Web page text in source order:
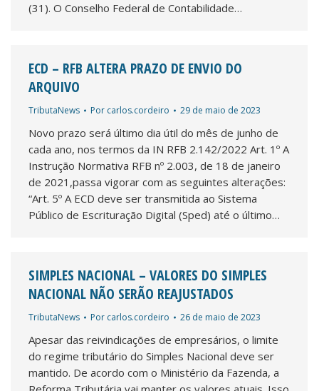
(31). O Conselho Federal de Contabilidade…
ECD – RFB ALTERA PRAZO DE ENVIO DO
ARQUIVO
TributaNews Por carlos.cordeiro 29 de maio de 2023
Novo prazo será último dia útil do mês de junho de
cada ano, nos termos da IN RFB 2.142/2022 Art. 1º A
Instrução Normativa RFB nº 2.003, de 18 de janeiro
de 2021,passa vigorar com as seguintes alterações:
“Art. 5º A ECD deve ser transmitida ao Sistema
Público de Escrituração Digital (Sped) até o último…
SIMPLES NACIONAL – VALORES DO SIMPLES
NACIONAL NÃO SERÃO REAJUSTADOS
TributaNews Por carlos.cordeiro 26 de maio de 2023
Apesar das reivindicações de empresários, o limite
do regime tributário do Simples Nacional deve ser
mantido. De acordo com o Ministério da Fazenda, a